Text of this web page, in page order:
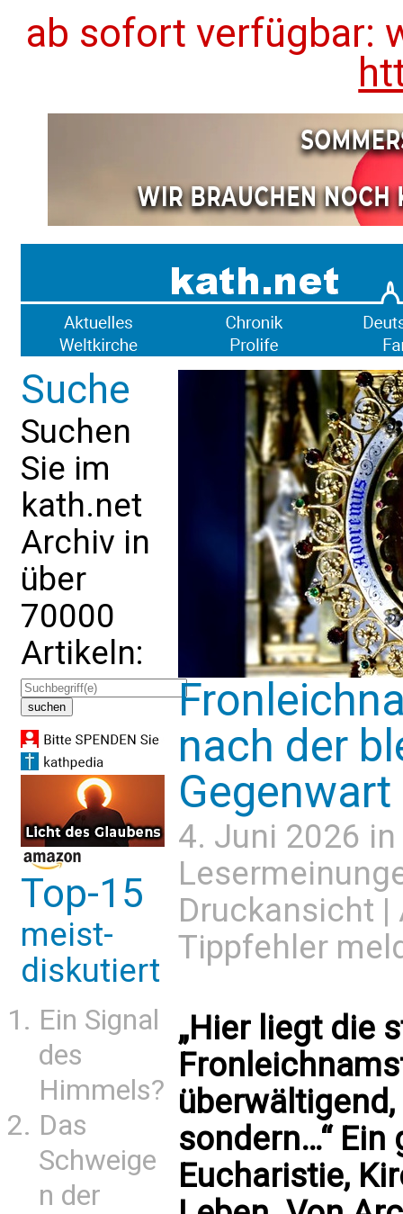
ab sofort verfügbar:
Suche
Suchen
Sie im
kath.net
Archiv in
über
70000
Artikeln:
Top-15
meist-
diskutiert
Ein Signal
des
Himmels?
Das
Schweige
n der
nach der
4. Juni 2026 in
Druckansicht |
Tippfehler
„Hier liegt die
sondern…“ Ein
Eucharistie,